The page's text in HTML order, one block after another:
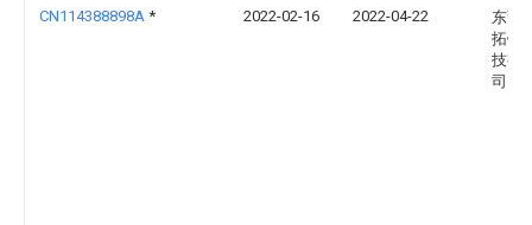
CN114388898A * 2022-02-16 2022-04-22
东莞
拓锂
技有
司